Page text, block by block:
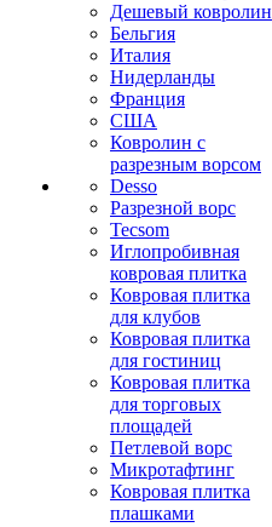
Дешевый ковролин
Бельгия
Италия
Нидерланды
Франция
США
Ковролин с
разрезным ворсом
Desso
Разрезной ворс
Tecsom
Иглопробивная
ковровая плитка
Ковровая плитка
для клубов
Ковровая плитка
для гостиниц
Ковровая плитка
для торговых
площадей
Петлевой ворс
Микротафтинг
Ковровая плитка
плашками